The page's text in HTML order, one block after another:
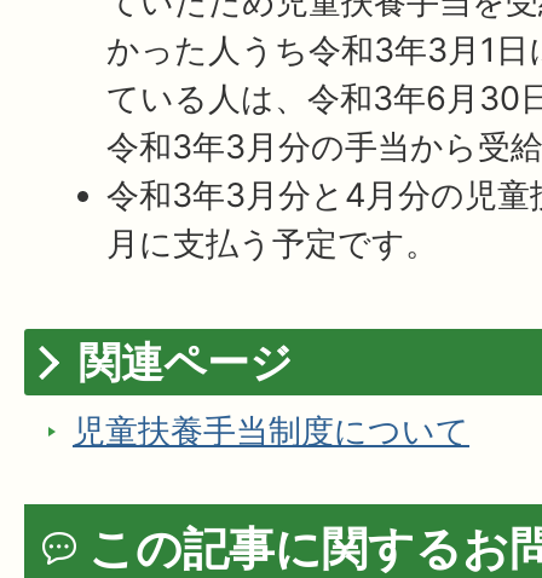
かった人うち令和3年3月1
ている人は、令和3年6月30
令和3年3月分の手当から受
令和3年3月分と4月分の児
月に支払う予定です。
関連ページ
児童扶養手当制度について
この記事に関するお